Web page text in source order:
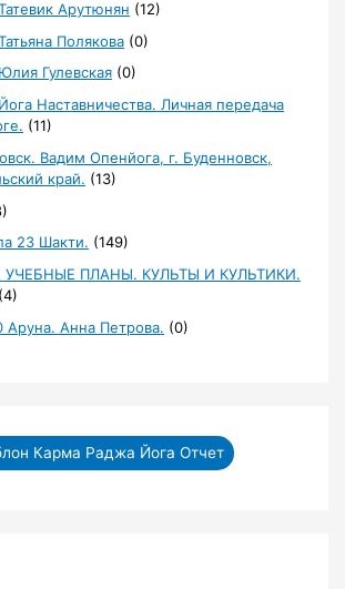
Арутюнян (12)
Полякова (0)
Гулевская (0)
Наставничества. Личная передача
(11)
Вадим Опенйога, г. Буденновск,
край. (13)
23 Шакти. (149)
УЧЕБНЫЕ ПЛАНЫ. КУЛЬТЫ И КУЛЬТИКИ.
(4)
Аруна. Анна Петрова. (0)
Карма Раджа Йога Отчет